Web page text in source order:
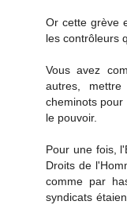
Or cette grève
les contrôleurs
Vous avez
autres,
cheminots
le pouvoir.
Pour une fois,
Droits de
comme par
syndicats